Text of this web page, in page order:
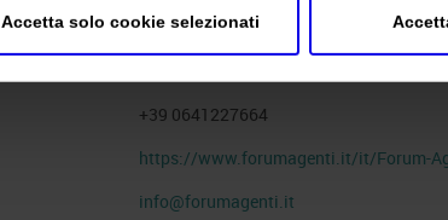
Accetta solo cookie selezionatiVia Donato Menichella, 304 Roma ()
+39 0641227664
https://www.forumagenti.it/it/Forum-
info@forumagenti.it